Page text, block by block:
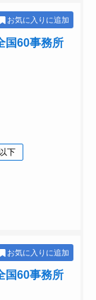
お気に入りに追加
国60事務所
下
お気に入りに追加
国60事務所